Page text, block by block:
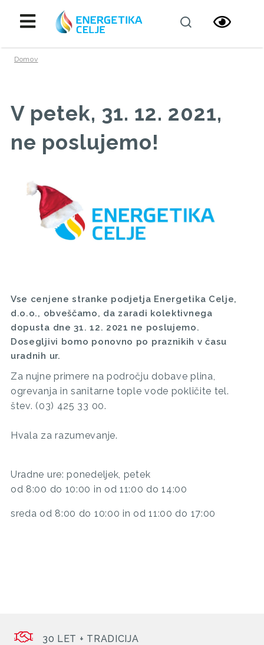
Domov
V petek, 31. 12. 2021,
ne poslujemo!
Vse cenjene stranke podjetja Energetika Celje,
d.o.o., obveščamo, da zaradi kolektivnega
dopusta dne 31. 12. 2021 ne poslujemo.
Dosegljivi bomo ponovno po praznikih v času
uradnih ur.
Za nujne primere na področju dobave plina,
ogrevanja in sanitarne tople vode pokličite tel.
štev. (03) 425 33 00.
Hvala za razumevanje.
Uradne ure: ponedeljek, petek
od 8:00 do 10:00 in od 11:00 do 14:00
sreda od 8:00 do 10:00 in od 11:00 do 17:00
30 LET + TRADICIJA